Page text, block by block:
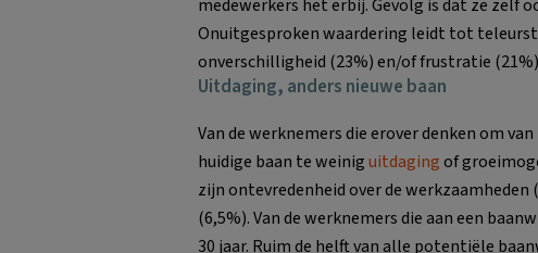
medewerkers het erbij. Gevolg is dat ze zelf
Onuitgesproken waardering leidt tot
onverschilligheid (23%) en/of frustratie
Uitdaging, anders nieuwe baan
Van de werknemers die erover denken om
huidige baan te weiniguitdagingof
zijn ontevredenheid over de werkzaamheden
(6,5%). Van de werknemers die aan een
30 jaar. Ruim de helft van alle potentiële